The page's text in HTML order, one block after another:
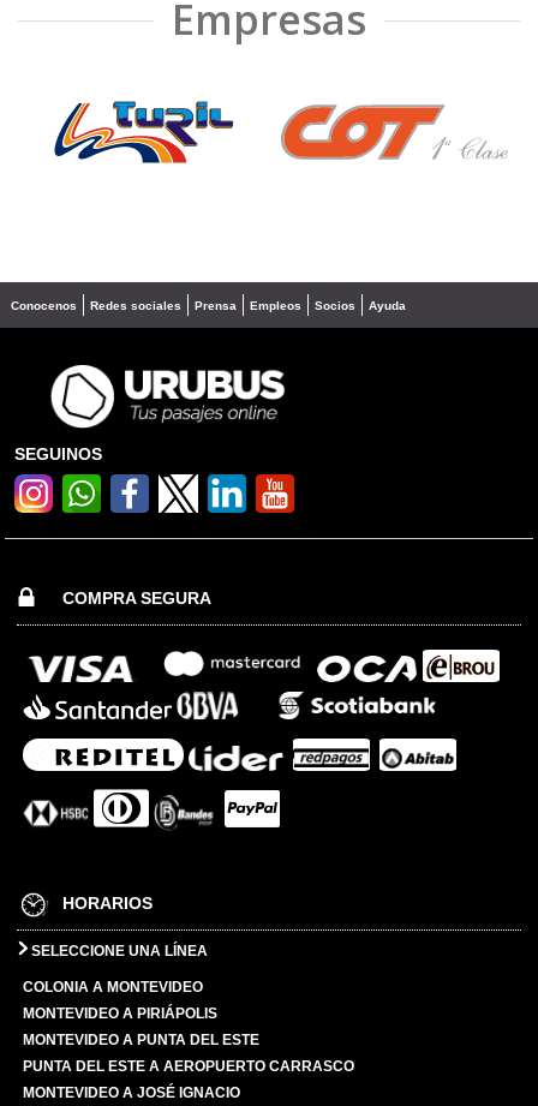
Empresas
❮ ❯
Conocenos Redes sociales Prensa Empleos Socios Ayuda
SEGUINOS
COMPRA SEGURA
HORARIOS
SELECCIONE UNA LÍNEA
COLONIA A MONTEVIDEO
MONTEVIDEO A PIRIÁPOLIS
MONTEVIDEO A PUNTA DEL ESTE
PUNTA DEL ESTE A AEROPUERTO CARRASCO
MONTEVIDEO A JOSÉ IGNACIO